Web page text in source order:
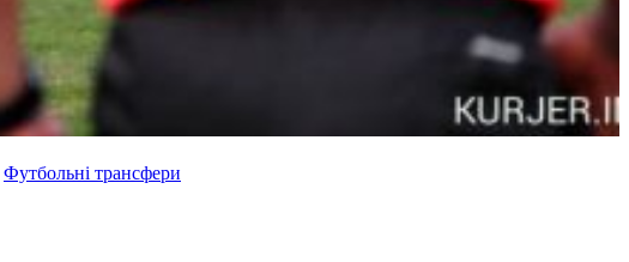
Футбольні трансфери